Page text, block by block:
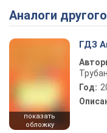
Аналоги
показать
обложку
ГДЗ
Год: